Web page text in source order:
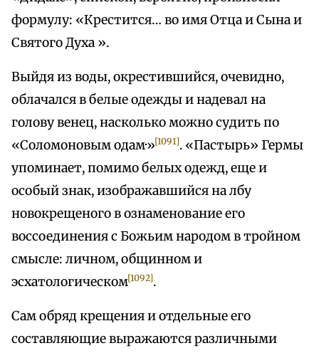
формулу: «Крестится… во имя Отца и Сына и
Святого Духа ».
Выйдя из воды, окрестившийся, очевидно,
облачался в белые одежды и надевал на
голову венец, насколько можно судить по
«Соломоновым одам·»[1091]. «Пастырь» Гермы
упоминает, помимо белых одежд, еще и
особый знак, изображавшийся на лбу
новокрещеного в ознаменование его
воссоединения с Божьим народом в тройном
смысле: личном, общинном и
эсхатологическом[1092].
Сам обряд крещения и отдельные его
составляющие выражаются различными